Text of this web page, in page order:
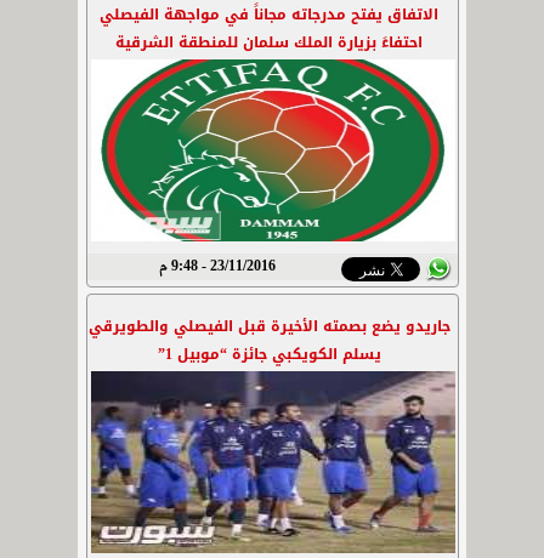
الاتفاق يفتح مدرجاته مجاناً في مواجهة الفيصلي
احتفاءً بزيارة الملك سلمان للمنطقة الشرقية
23/11/2016 - 9:48 م
جاريدو يضع بصمته الأخيرة قبل الفيصلي والطويرقي
يسلم الكويكبي جائزة “موبيل 1”